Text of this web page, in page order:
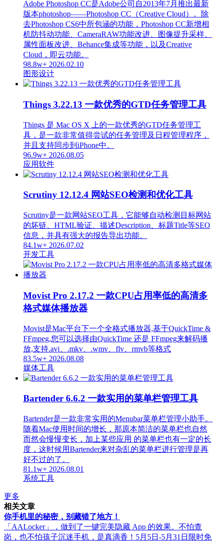
Adobe Photoshop CC是Adobe公司自2013年7月推出最新
版本photoshop——Photoshop CC（Creative Cloud）。除
去Photoshop CS6中所包涵的功能，Photoshop CC新增相
机防抖动功能、CameraRAW功能改进、图像提升采样、
属性面板改进、Behance集成等功能，以及Creative
Cloud，即云功能。
98.8w+ 2026.02.10
图形设计
Things 3.22.13 一款优秀的GTD任务管理工具
Things 是 Mac OS X 上的一款优秀的GTD任务管理工
具，是一款非常值得尝试的任务管理及日程管理程序，
并且支持同步到iPhone中。
96.9w+ 2026.08.05
应用软件
Scrutiny 12.12.4 网站SEO检测和优化工具
Scrutiny是一款网站SEO工具，它能够自动检测目标网站
的坏链、HTML验证、描述Description、标题Title等SEO
信息，并具有强大的报告导出功能。
84.1w+ 2026.07.02
开发工具
Movist Pro 2.17.2 一款CPU占用率低的高清多
格式媒体播放器
Movist是Mac平台下一个全格式播放器,基于QuickTime &
FFmpeg,您可以选择由QuickTime 还是 FFmpeg来解码播
放,支持.avi、.mkv、.wmv、flv、rmvb等格式
83.5w+ 2026.08.08
媒体工具
Bartender 6.6.2 一款实用的菜单栏管理工具
Bartender是一款非常实用的Menubar菜单栏管理小助手。
随着Mac使用时间的增长，那原本简洁的菜单栏也自然
而然会慢慢变长，加上某些应用 的菜单栏也有一定的长
度，这时候用Bartender来对杂乱的菜单栏进行管理是再
好不过的了。
81.1w+ 2026.08.01
系统工具
更多
相关文章
你手机里的秘密，别藏错了地方！
「AALocker」，做到了一键完美隐藏 App 的效果。不怕查
岗，也不怕孩子沉迷手机，是真滴香！5月5日-5月31日限时免